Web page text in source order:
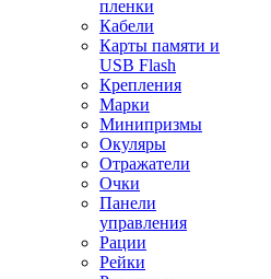
пленки
Кабели
Карты памяти и
USB Flash
Крепления
Марки
Минипризмы
Окуляры
Отражатели
Очки
Панели
управления
Рации
Рейки